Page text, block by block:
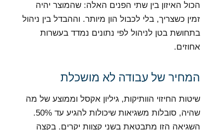
הכול האיזון בין שתי הפנים האלה: שהמוצר יהיה
זמין כשצריך, בלי לכבול הון מיותר. וההבדל בין ניהול
בתחושת בטן לניהול לפי נתונים נמדד בעשרות
אחוזים.
המחיר של עבודה לא מושכלת
שיטות החיזוי הוותיקות, גיליון אקסל וממוצע של מה
שהיה, סובלות משגיאות שיכולות להגיע עד 50%.
השגיאה הזו מתבטאת בשני קצוות יקרים. בקצה